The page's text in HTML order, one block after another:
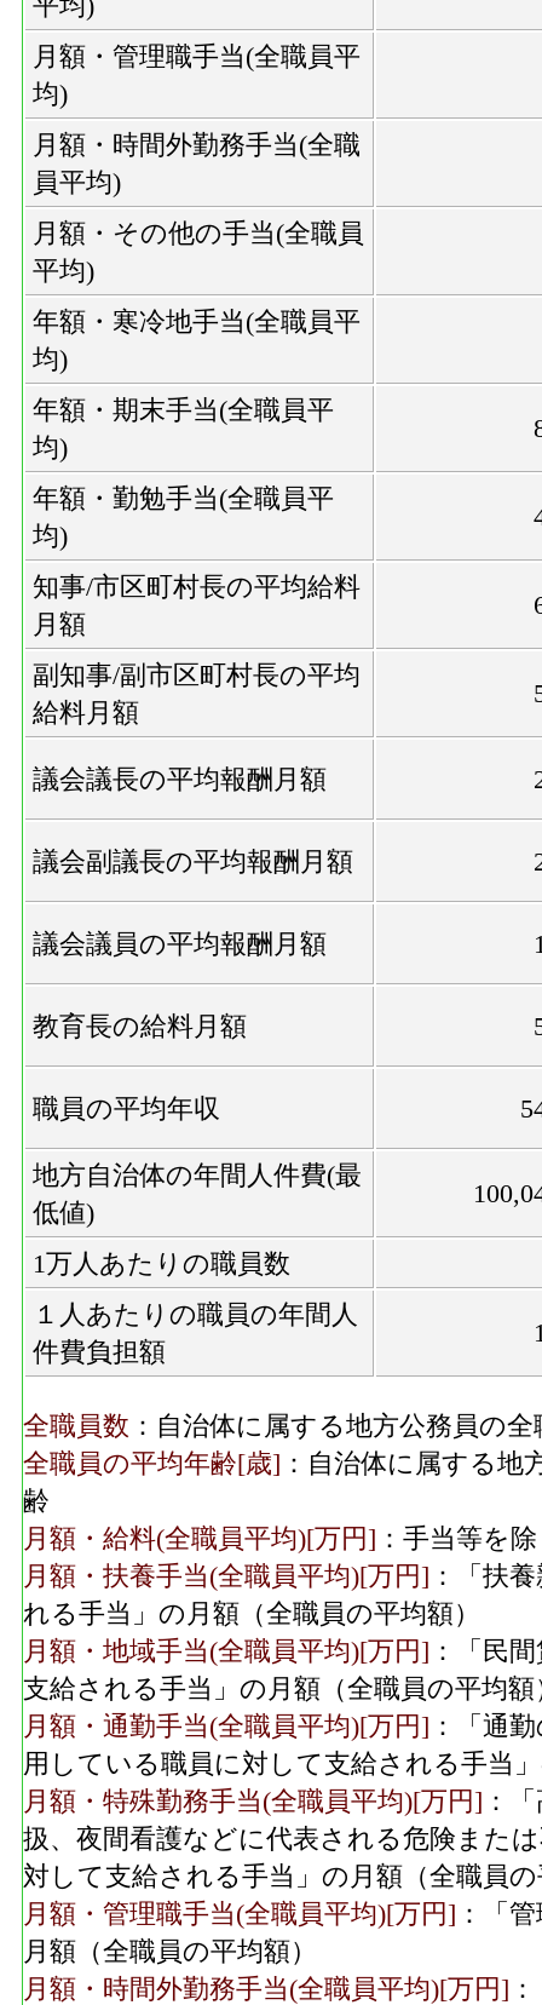
月額・管理職手当(全職員平
均)
月額・時間外勤務手当(全職
員平均)
月額・その他の手当(全職員
平均)
年額・寒冷地手当(全職員平
均)
年額・期末手当(全職員平
均)
年額・勤勉手当(全職員平
均)
知事/市区町村長の平均給料
月額
副知事/副市区町村長の平均
給料月額
議会議長の平均報酬月額
議会副議長の平均報酬月額
議会議員の平均報酬月額
教育長の給料月額
職員の平均年収
地方自治体の年間人件費(最
低値)
1万人あたりの職員数
１人あたりの職員の年間人
件費負担額
全職員数 ：自治体に属する地方公務員の
全職員の平均年齢[歳] ：自治体に属する地
齢
月額・給料(全職員平均)[万円] ：手当等を
月額・扶養手当(全職員平均)[万円] ：「扶
れる手当」の月額（全職員の平均額）
月額・地域手当(全職員平均)[万円] ：「民
支給される手当」の月額（全職員の平均額
月額・通勤手当(全職員平均)[万円] ：「通
用している職員に対して支給される手当
月額・特殊勤務手当(全職員平均)[万円] ：
扱、夜間看護などに代表される危険また
対して支給される手当」の月額（全職員
月額・管理職手当(全職員平均)[万円] ：「
月額（全職員の平均額）
月額・時間外勤務手当(全職員平均)[万円]